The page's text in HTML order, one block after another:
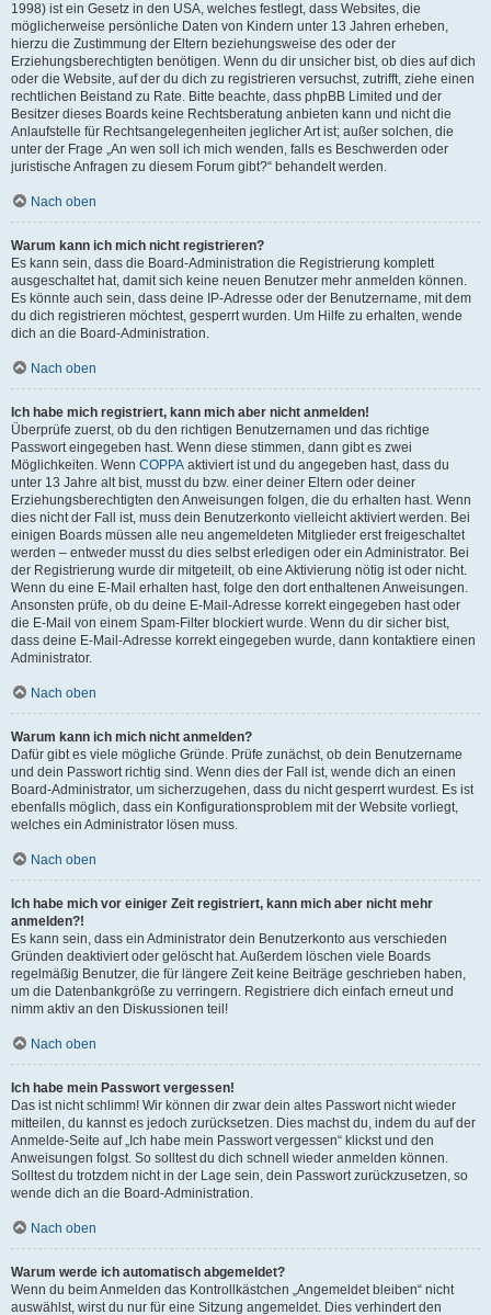
1998) ist ein Gesetz in den USA, welches festlegt, dass Websites, die
möglicherweise persönliche Daten von Kindern unter 13 Jahren erheben,
hierzu die Zustimmung der Eltern beziehungsweise des oder der
Erziehungsberechtigten benötigen. Wenn du dir unsicher bist, ob dies auf dich
oder die Website, auf der du dich zu registrieren versuchst, zutrifft, ziehe einen
rechtlichen Beistand zu Rate. Bitte beachte, dass phpBB Limited und der
Besitzer dieses Boards keine Rechtsberatung anbieten kann und nicht die
Anlaufstelle für Rechtsangelegenheiten jeglicher Art ist; außer solchen, die
unter der Frage „An wen soll ich mich wenden, falls es Beschwerden oder
juristische Anfragen zu diesem Forum gibt?“ behandelt werden.
Nach oben
Warum kann ich mich nicht registrieren?
Es kann sein, dass die Board-Administration die Registrierung komplett
ausgeschaltet hat, damit sich keine neuen Benutzer mehr anmelden können.
Es könnte auch sein, dass deine IP-Adresse oder der Benutzername, mit dem
du dich registrieren möchtest, gesperrt wurden. Um Hilfe zu erhalten, wende
dich an die Board-Administration.
Nach oben
Ich habe mich registriert, kann mich aber nicht anmelden!
Überprüfe zuerst, ob du den richtigen Benutzernamen und das richtige
Passwort eingegeben hast. Wenn diese stimmen, dann gibt es zwei
Möglichkeiten. Wenn COPPA aktiviert ist und du angegeben hast, dass du
unter 13 Jahre alt bist, musst du bzw. einer deiner Eltern oder deiner
Erziehungsberechtigten den Anweisungen folgen, die du erhalten hast. Wenn
dies nicht der Fall ist, muss dein Benutzerkonto vielleicht aktiviert werden. Bei
einigen Boards müssen alle neu angemeldeten Mitglieder erst freigeschaltet
werden – entweder musst du dies selbst erledigen oder ein Administrator. Bei
der Registrierung wurde dir mitgeteilt, ob eine Aktivierung nötig ist oder nicht.
Wenn du eine E-Mail erhalten hast, folge den dort enthaltenen Anweisungen.
Ansonsten prüfe, ob du deine E-Mail-Adresse korrekt eingegeben hast oder
die E-Mail von einem Spam-Filter blockiert wurde. Wenn du dir sicher bist,
dass deine E-Mail-Adresse korrekt eingegeben wurde, dann kontaktiere einen
Administrator.
Nach oben
Warum kann ich mich nicht anmelden?
Dafür gibt es viele mögliche Gründe. Prüfe zunächst, ob dein Benutzername
und dein Passwort richtig sind. Wenn dies der Fall ist, wende dich an einen
Board-Administrator, um sicherzugehen, dass du nicht gesperrt wurdest. Es ist
ebenfalls möglich, dass ein Konfigurationsproblem mit der Website vorliegt,
welches ein Administrator lösen muss.
Nach oben
Ich habe mich vor einiger Zeit registriert, kann mich aber nicht mehr
anmelden?!
Es kann sein, dass ein Administrator dein Benutzerkonto aus verschieden
Gründen deaktiviert oder gelöscht hat. Außerdem löschen viele Boards
regelmäßig Benutzer, die für längere Zeit keine Beiträge geschrieben haben,
um die Datenbankgröße zu verringern. Registriere dich einfach erneut und
nimm aktiv an den Diskussionen teil!
Nach oben
Ich habe mein Passwort vergessen!
Das ist nicht schlimm! Wir können dir zwar dein altes Passwort nicht wieder
mitteilen, du kannst es jedoch zurücksetzen. Dies machst du, indem du auf der
Anmelde-Seite auf „Ich habe mein Passwort vergessen“ klickst und den
Anweisungen folgst. So solltest du dich schnell wieder anmelden können.
Solltest du trotzdem nicht in der Lage sein, dein Passwort zurückzusetzen, so
wende dich an die Board-Administration.
Nach oben
Warum werde ich automatisch abgemeldet?
Wenn du beim Anmelden das Kontrollkästchen „Angemeldet bleiben“ nicht
auswählst, wirst du nur für eine Sitzung angemeldet. Dies verhindert den